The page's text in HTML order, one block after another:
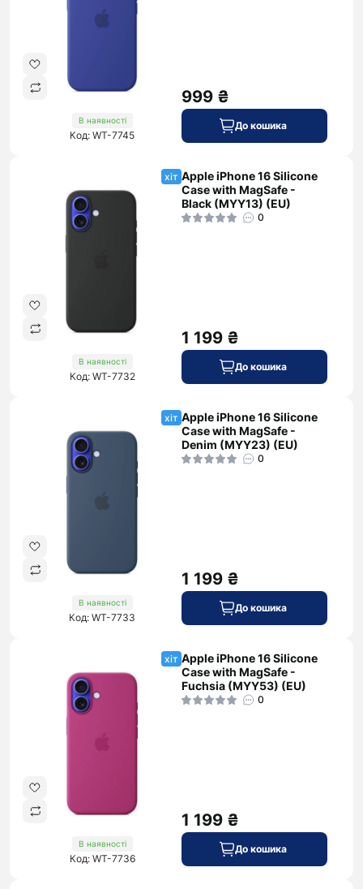
В наявності
Код: WT-7745
999 ₴
До кошика
хіт
В наявності
Код: WT-7732
Apple iPhone 16 Silicone
Case with MagSafe -
Black (MYY13) (EU)
0
1 199 ₴
До кошика
хіт
В наявності
Код: WT-7733
Apple iPhone 16 Silicone
Case with MagSafe -
Denim (MYY23) (EU)
0
1 199 ₴
До кошика
хіт
В наявності
Код: WT-7736
Apple iPhone 16 Silicone
Case with MagSafe -
Fuchsia (MYY53) (EU)
0
1 199 ₴
До кошика